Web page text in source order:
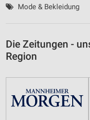
Mode & Bekleidung
Die Zeitungen -
Region